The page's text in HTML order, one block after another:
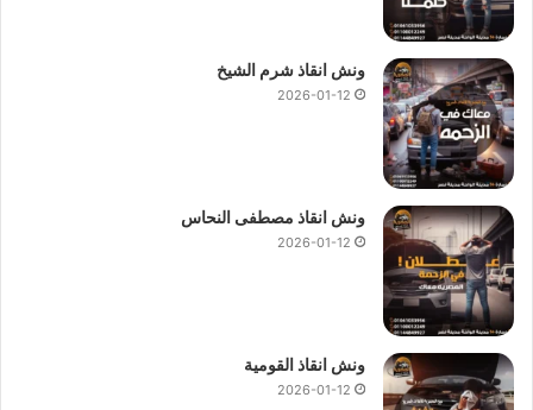
ونش انقاذ شرم الشيخ
2026-01-12
ونش انقاذ مصطفى النحاس
2026-01-12
ونش انقاذ القومية
2026-01-12